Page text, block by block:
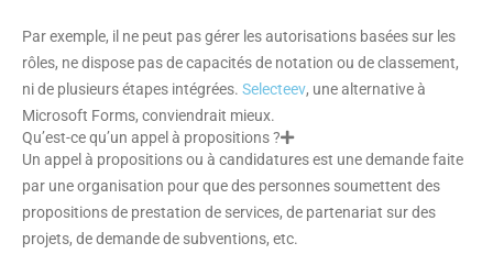
Par exemple, il ne peut pas gérer les autorisations basées sur les
rôles, ne dispose pas de capacités de notation ou de classement,
ni de plusieurs étapes intégrées. Selecteev, une alternative à
Microsoft Forms, conviendrait mieux.
Qu’est-ce qu’un appel à propositions ?
Un appel à propositions ou à candidatures est une demande faite
par une organisation pour que des personnes soumettent des
propositions de prestation de services, de partenariat sur des
projets, de demande de subventions, etc.